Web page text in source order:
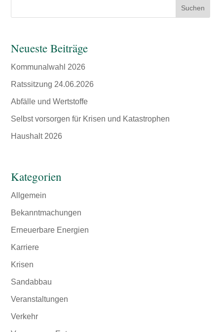
Suchen
Neueste Beiträge
Kommunalwahl 2026
Ratssitzung 24.06.2026
Abfälle und Wertstoffe
Selbst vorsorgen für Krisen und Katastrophen
Haushalt 2026
Kategorien
Allgemein
Bekanntmachungen
Erneuerbare Energien
Karriere
Krisen
Sandabbau
Veranstaltungen
Verkehr